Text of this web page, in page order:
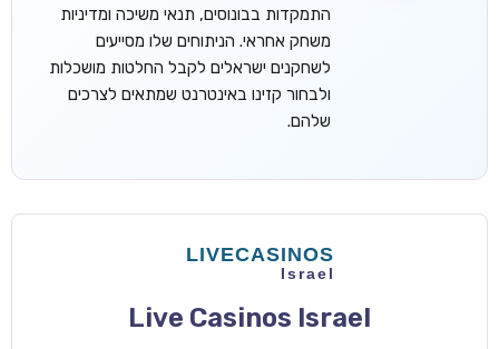
התמקדות בבונוסים, תנאי משיכה ומדיניות
משחק אחראי. הניתוחים שלו מסייעים
לשחקנים ישראלים לקבל החלטות מושכלות
ולבחור קזינו באינטרנט שמתאים לצרכים
שלהם.
Live Casinos Israel